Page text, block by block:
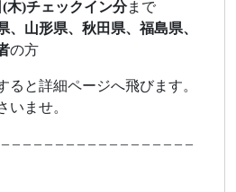
(木)チェックイン分まで
、山形県、秋田県、福島県、
の方
ると詳細ページへ飛びます。
いませ。
– – – – – – – – – – – – – – – – –